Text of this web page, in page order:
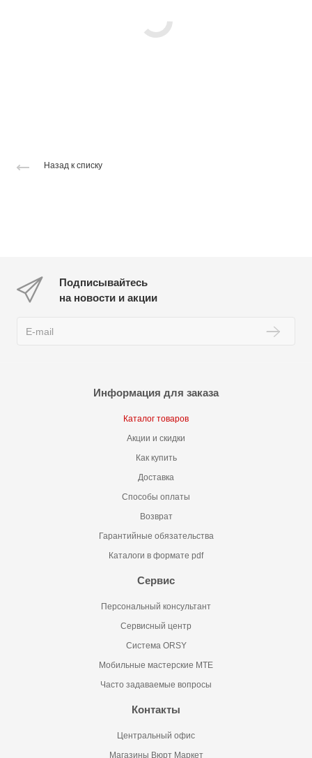
Назад к списку
Подписывайтесь
на новости и акции
Информация для заказа
Каталог товаров
Акции и скидки
Как купить
Доставка
Способы оплаты
Возврат
Гарантийные обязательства
Каталоги в формате pdf
Сервис
Персональный консультант
Сервисный центр
Система ORSY
Мобильные мастерские MTE
Часто задаваемые вопросы
Контакты
Центральный офис
Магазины Вюрт Маркет